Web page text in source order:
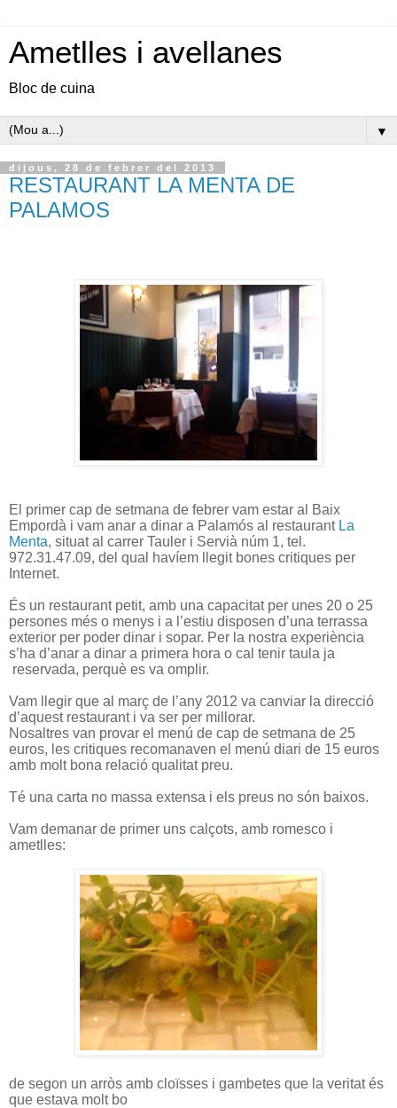
Ametlles i avellanes
Bloc de cuina
▼
dijous, 28 de febrer del 2013
RESTAURANT LA MENTA DE
PALAMOS
El primer cap de setmana de febrer vam estar al Baix
Empordà i vam anar a dinar a Palamós al restaurant La
Menta, situat al carrer Tauler i Servià núm 1, tel.
972.31.47.09, del qual havíem llegit bones critiques per
Internet.
És un restaurant petit, amb una capacitat per unes 20 o 25
persones més o menys i a l’estiu disposen d’una terrassa
exterior per poder dinar i sopar. Per la nostra experiència
s’ha d’anar a dinar a primera hora o cal tenir taula ja
reservada, perquè es va omplir.
Vam llegir que al març de l’any 2012 va canviar la direcció
d’aquest restaurant i va ser per millorar.
Nosaltres van provar el menú de cap de setmana de 25
euros, les critiques recomanaven el menú diari de 15 euros
amb molt bona relació qualitat preu.
Té una carta no massa extensa i els preus no són baixos.
Vam demanar de primer uns calçots, amb romesco i
ametlles:
de segon un arròs amb cloïsses i gambetes que la veritat és
que estava molt bo